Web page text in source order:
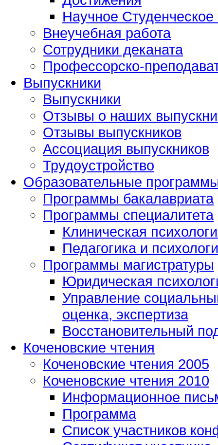
Научное
Внеучебная работа
Сотрудники деканата
Профессорско-
Выпускники
Выпускники
Отзывы о наших
Отзывы выпускников
Ассоциация выпускников
Трудоустройство
Образовательные
Программы бакалавриата
Программы специалитета
Клиническая
Педагогика и
Программы магистратуры
Юридическая
Управление
оценка, экспертиза
Восстановительный
Коченовские чтения
Коченовские чтения 2005
Коченовские чтения 2010
Информационное
Программа
Список участников